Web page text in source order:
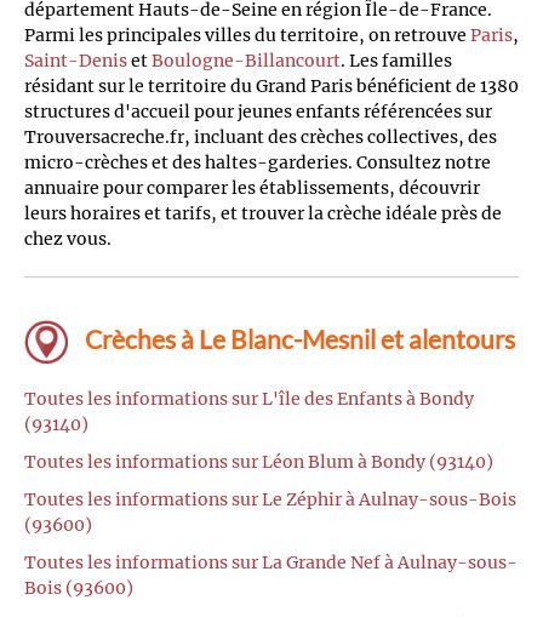
département Hauts-de-Seine en région Île-de-France.
Parmi les principales villes du territoire, on retrouve Paris,
Saint-DenisetBoulogne-Billancourt. Les familles
résidant sur le territoire du Grand Paris bénéficient de 1380
structures d'accueil pour jeunes enfants référencées sur
Trouversacreche.fr, incluant des crèches collectives, des
micro-crèches et des haltes-garderies. Consultez notre
annuaire pour comparer les établissements, découvrir
leurs horaires et tarifs, et trouver la crèche idéale près de
chez vous.
Crèches à Le Blanc-Mesnil et alentours
Toutes les informations sur L'île des Enfants à Bondy
(93140)
Toutes les informations sur Léon Blum à Bondy (93140)
Toutes les informations sur Le Zéphir à Aulnay-sous-Bois
(93600)
Toutes les informations sur La Grande Nef à Aulnay-sous-
Bois (93600)